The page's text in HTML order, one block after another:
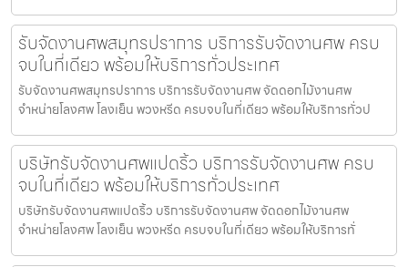
รับจัดงานศพสมุทรปราการ บริการรับจัดงานศพ ครบ
จบในที่เดียว พร้อมให้บริการทั่วประเทศ
รับจัดงานศพสมุทรปราการ บริการรับจัดงานศพ จัดดอกไม้งานศพ
จำหน่ายโลงศพ โลงเย็น พวงหรีด ครบจบในที่เดียว พร้อมให้บริการทั่วป
บริษัทรับจัดงานศพแปดริ้ว บริการรับจัดงานศพ ครบ
จบในที่เดียว พร้อมให้บริการทั่วประเทศ
บริษัทรับจัดงานศพแปดริ้ว บริการรับจัดงานศพ จัดดอกไม้งานศพ
จำหน่ายโลงศพ โลงเย็น พวงหรีด ครบจบในที่เดียว พร้อมให้บริการทั่